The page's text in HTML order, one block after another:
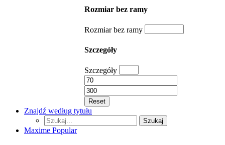
Rozmiar bez ramy
Rozmiar bez ramy
Szczegóły
Szczegóły
Reset
Znajdź według tytułu
Szukaj...
Szukaj
Maxime Popular